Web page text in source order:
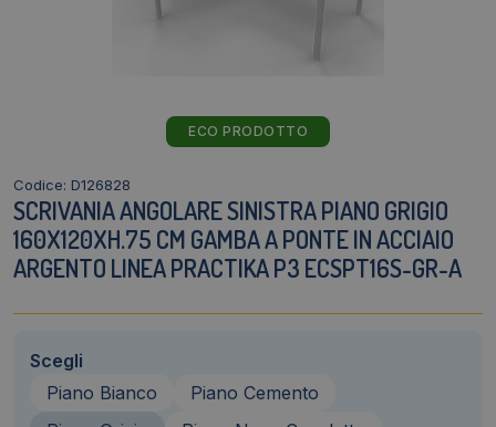
ECO PRODOTTO
Codice: D126828
SCRIVANIA ANGOLARE SINISTRA PIANO GRIGIO
160X120XH.75 CM GAMBA A PONTE IN ACCIAIO
ARGENTO LINEA PRACTIKA P3 ECSPT16S-GR-A
Scegli
Piano Bianco
Piano Cemento